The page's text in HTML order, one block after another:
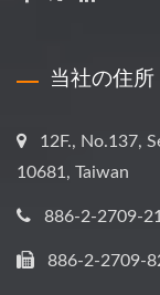
当社の住所
12F., No.137,
10681, Taiwan
886-2-2709-
886-2-2709-